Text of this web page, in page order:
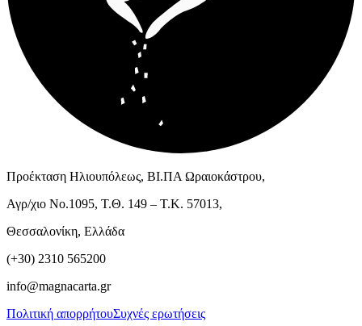
Προέκταση Ηλιουπόλεως, ΒΙ.ΠΑ Ωραιοκάστρου,
Αγρ/χιο Νο.1095, Τ.Θ. 149 – Τ.Κ. 57013,
Θεσσαλονίκη, Ελλάδα
(+30) 2310 565200
info@magnacarta.gr
Πολιτική απορρήτουΣυχνές ερωτήσεις